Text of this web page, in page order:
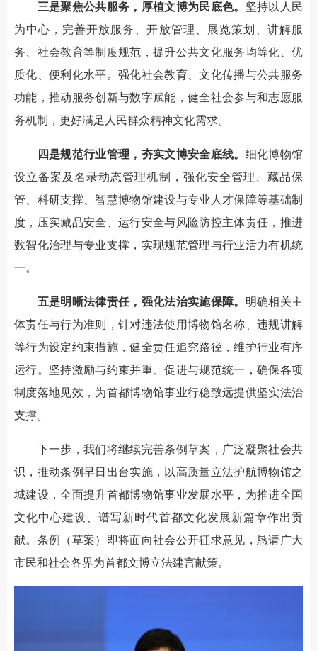
三是聚焦公共服务，厚植文博为民底色。 坚持以人民
为中心，完善开放服务、开放管理、展览策划、讲解服
务、社会教育等制度规范，提升公共文化服务均等化、优
质化、便利化水平。强化社会教育、文化传播与公共服务
功能，推动服务创新与数字赋能，健全社会参与和志愿服
务机制，更好满足人民群众精神文化需求。
四是规范行业管理，夯实文博安全底线。 细化博物馆
设立备案及名录动态管理机制，强化安全管理、藏品保
管、科研支撑、智慧博物馆建设与专业人才保障等基础制
度，压实藏品安全、运行安全与风险防控主体责任，推进
数智化治理与专业支撑，实现规范管理与行业活力有机统
一。
五是明晰法律责任，强化法治实施保障。 明确相关主
体责任与行为准则，针对违法使用博物馆名称、违规讲解
等行为设定约束措施，健全责任追究路径，维护行业有序
运行。坚持激励与约束并重、促进与规范统一，确保各项
制度落地见效，为首都博物馆事业行稳致远提供坚实法治
支撑。
下一步，我们将继续完善条例草案，广泛凝聚社会共
识，推动条例早日出台实施，以高质量立法护航博物馆之
城建设，全面提升首都博物馆事业发展水平，为推进全国
文化中心建设、谱写新时代首都文化发展新篇章作出贡
献。条例（草案）即将面向社会公开征求意见，恳请广大
市民和社会各界为首都文博立法建言献策。